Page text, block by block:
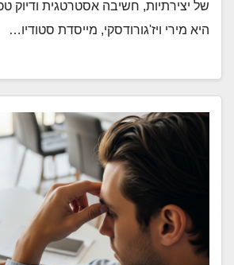
של יצירתיות, חשיבה אסטרטגית ודיוק
היא מירי ויז'גורודסקי, מייסדת סטודיו…